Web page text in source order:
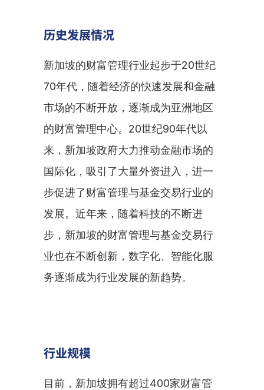
历史发展情况
新加坡的财富管理行业起步于20世纪
70年代，随着经济的快速发展和金融
市场的不断开放，逐渐成为亚洲地区
的财富管理中心。20世纪90年代以
来，新加坡政府大力推动金融市场的
国际化，吸引了大量外资进入，进一
步促进了财富管理与基金交易行业的
发展。近年来，随着科技的不断进
步，新加坡的财富管理与基金交易行
业也在不断创新，数字化、智能化服
务逐渐成为行业发展的新趋势。
行业规模
目前，新加坡拥有超过400家财富管